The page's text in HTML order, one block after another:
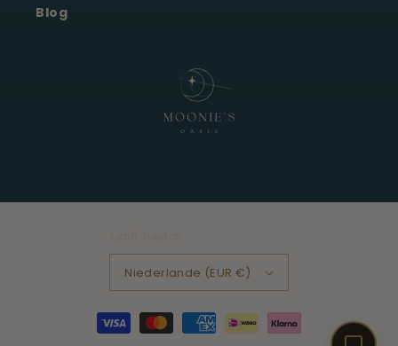
Blog
Niederlande (EUR €)
Zahlungsmöglichkeiten